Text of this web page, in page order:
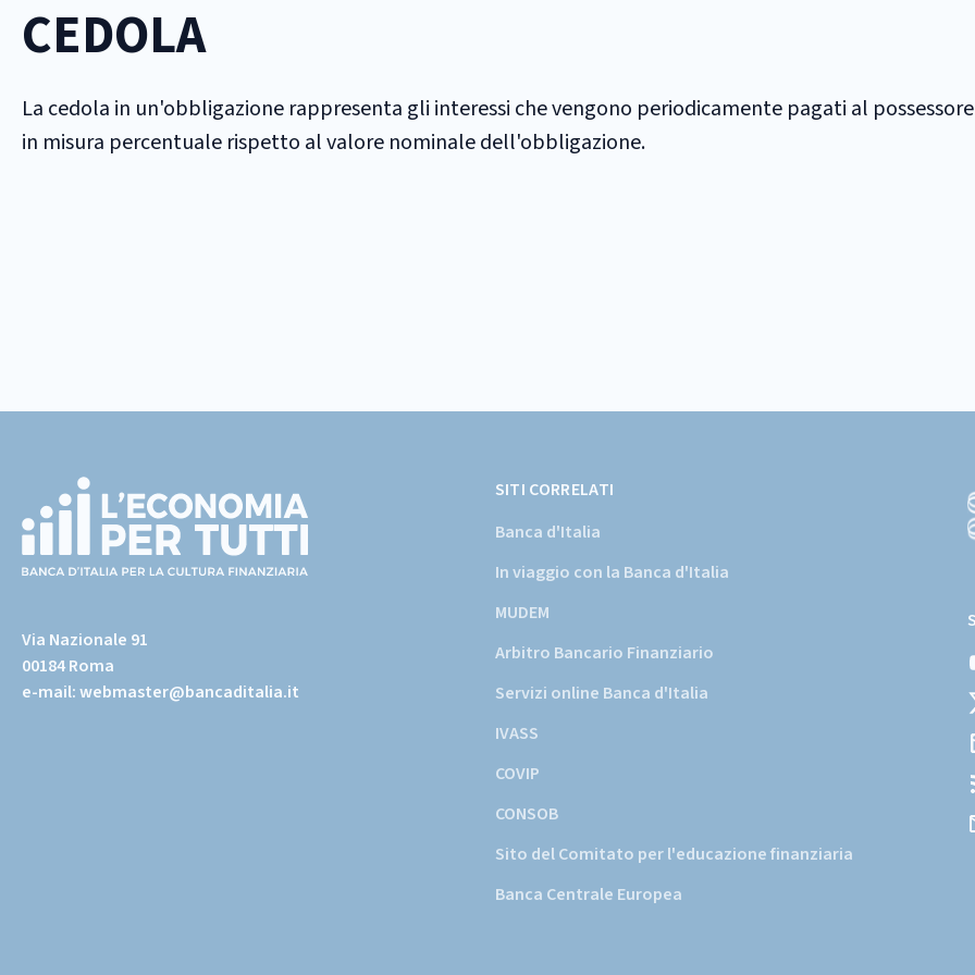
CEDOLA
La cedola in un'obbligazione rappresenta gli interessi che vengono periodicamente pagati al
in misura percentuale rispetto al valore nominale dell'obbligazione.
page)
Via Nazionale 91
00184 Roma
e-mail:webmaster@bancaditalia.it
SITI CORRELATI
Banca d'Italia
In viaggio con la Banca d'Italia
MUDEM
Arbitro Bancario Finanziario
Servizi online Banca d'Italia
IVASS
COVIP
CONSOB
Sito del Comitato per l'educazione finanziaria
Banca Centrale Europea